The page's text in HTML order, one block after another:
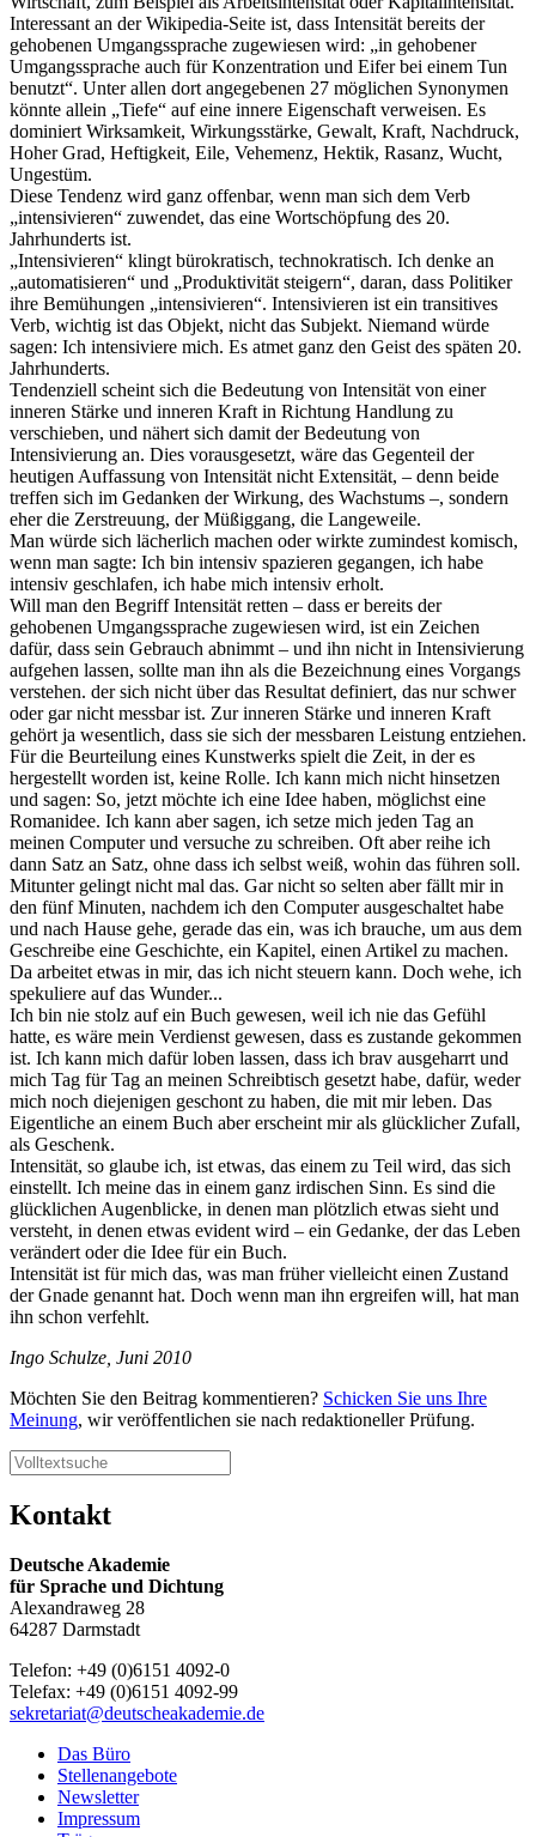
Interessant an der Wikipedia-Seite ist, dass Intensität bereits der
gehobenen Umgangssprache zugewiesen wird: „in gehobener
Umgangssprache auch für Konzentration und Eifer bei einem Tun
benutzt“. Unter allen dort angegebenen 27 möglichen Synonymen
könnte allein „Tiefe“ auf eine innere Eigenschaft verweisen. Es
dominiert Wirksamkeit, Wirkungsstärke, Gewalt, Kraft, Nachdruck,
Hoher Grad, Heftigkeit, Eile, Vehemenz, Hektik, Rasanz, Wucht,
Ungestüm.
Diese Tendenz wird ganz offenbar, wenn man sich dem Verb
„intensivieren“ zuwendet, das eine Wortschöpfung des 20.
Jahrhunderts ist.
„Intensivieren“ klingt bürokratisch, technokratisch. Ich denke an
„automatisieren“ und „Produktivität steigern“, daran, dass Politiker
ihre Bemühungen „intensivieren“. Intensivieren ist ein transitives
Verb, wichtig ist das Objekt, nicht das Subjekt. Niemand würde
sagen: Ich intensiviere mich. Es atmet ganz den Geist des späten 20.
Jahrhunderts.
Tendenziell scheint sich die Bedeutung von Intensität von einer
inneren Stärke und inneren Kraft in Richtung Handlung zu
verschieben, und nähert sich damit der Bedeutung von
Intensivierung an. Dies vorausgesetzt, wäre das Gegenteil der
heutigen Auffassung von Intensität nicht Extensität, – denn beide
treffen sich im Gedanken der Wirkung, des Wachstums –, sondern
eher die Zerstreuung, der Müßiggang, die Langeweile.
Man würde sich lächerlich machen oder wirkte zumindest komisch,
wenn man sagte: Ich bin intensiv spazieren gegangen, ich habe
intensiv geschlafen, ich habe mich intensiv erholt.
Will man den Begriff Intensität retten – dass er bereits der
gehobenen Umgangssprache zugewiesen wird, ist ein Zeichen
dafür, dass sein Gebrauch abnimmt – und ihn nicht in Intensivierung
aufgehen lassen, sollte man ihn als die Bezeichnung eines Vorgangs
verstehen. der sich nicht über das Resultat definiert, das nur schwer
oder gar nicht messbar ist. Zur inneren Stärke und inneren Kraft
gehört ja wesentlich, dass sie sich der messbaren Leistung entziehen.
Für die Beurteilung eines Kunstwerks spielt die Zeit, in der es
hergestellt worden ist, keine Rolle. Ich kann mich nicht hinsetzen
und sagen: So, jetzt möchte ich eine Idee haben, möglichst eine
Romanidee. Ich kann aber sagen, ich setze mich jeden Tag an
meinen Computer und versuche zu schreiben. Oft aber reihe ich
dann Satz an Satz, ohne dass ich selbst weiß, wohin das führen soll.
Mitunter gelingt nicht mal das. Gar nicht so selten aber fällt mir in
den fünf Minuten, nachdem ich den Computer ausgeschaltet habe
und nach Hause gehe, gerade das ein, was ich brauche, um aus dem
Geschreibe eine Geschichte, ein Kapitel, einen Artikel zu machen.
Da arbeitet etwas in mir, das ich nicht steuern kann. Doch wehe, ich
spekuliere auf das Wunder...
Ich bin nie stolz auf ein Buch gewesen, weil ich nie das Gefühl
hatte, es wäre mein Verdienst gewesen, dass es zustande gekommen
ist. Ich kann mich dafür loben lassen, dass ich brav ausgeharrt und
mich Tag für Tag an meinen Schreibtisch gesetzt habe, dafür, weder
mich noch diejenigen geschont zu haben, die mit mir leben. Das
Eigentliche an einem Buch aber erscheint mir als glücklicher Zufall,
als Geschenk.
Intensität, so glaube ich, ist etwas, das einem zu Teil wird, das sich
einstellt. Ich meine das in einem ganz irdischen Sinn. Es sind die
glücklichen Augenblicke, in denen man plötzlich etwas sieht und
versteht, in denen etwas evident wird – ein Gedanke, der das Leben
verändert oder die Idee für ein Buch.
Intensität ist für mich das, was man früher vielleicht einen Zustand
der Gnade genannt hat. Doch wenn man ihn ergreifen will, hat man
ihn schon verfehlt.
Ingo Schulze, Juni 2010
Möchten Sie den Beitrag kommentieren? Schicken Sie uns Ihre
Meinung, wir veröffentlichen sie nach redaktioneller Prüfung.
Kontakt
Deutsche Akademie
für Sprache und Dichtung
Alexandraweg 28
64287 Darmstadt
Telefon: +49 (0)6151 4092-0
Telefax: +49 (0)6151 4092-99
sekretariat@deutscheakademie.de
Das Büro
Stellenangebote
Newsletter
Impressum